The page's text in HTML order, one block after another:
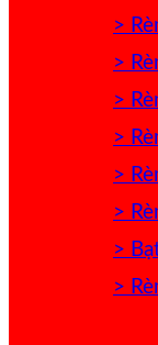
>
>
>
>
>
>
>
>